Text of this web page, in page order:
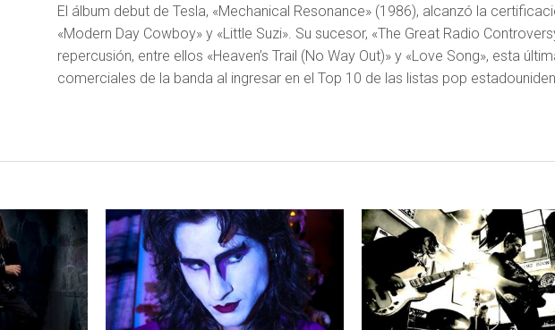
El álbum debut de Tesla, «Mechanical Resonance» (1986), alcanzó la
«Modern Day Cowboy» y «Little Suzi». Su sucesor, «The Great Radio
repercusión, entre ellos «Heaven’s Trail (No Way Out)» y «Love Song», esta
comerciales de la banda al ingresar en el Top 10 de las listas pop
LEER MAS LEER MAS